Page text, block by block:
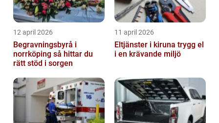
12 april 2026
Begravningsbyrå i
norrköping så hittar du
rätt stöd i sorgen
11 april 2026
Eltjänster i kiruna trygg el
i en krävande miljö